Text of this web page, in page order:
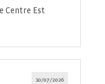
Centre Est
10/07/2026